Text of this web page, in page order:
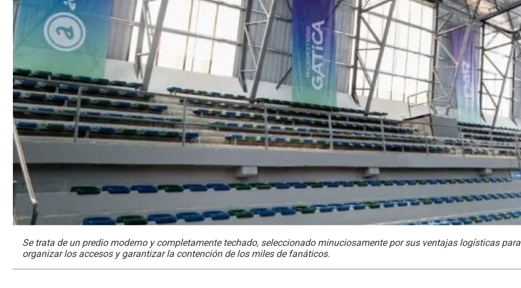
Se trata de un predio moderno y completamente techado, seleccionado minuciosamente por sus ventajas logísticas para
organizar los accesos y garantizar la contención de los miles de fanáticos.